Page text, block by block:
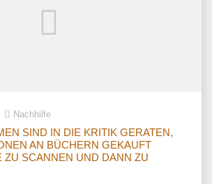
Nachhilfe
SIND IN DIE KRITIK GERATEN,
AN BÜCHERN GEKAUFT
ZU SCANNEN UND DANN ZU